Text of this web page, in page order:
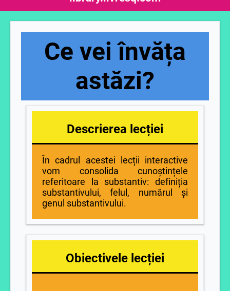
Ce vei învăța
astăzi?
Descrierea lecției
În cadrul acestei lecții interactive
vom consolida cunoștințele
referitoare la substantiv: definiția
substantivului, felul, numărul și
genul substantivului.
Obiectivele lecției